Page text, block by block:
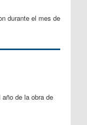
durante el mes de
de la obra de